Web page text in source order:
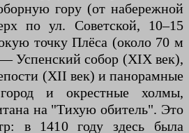
гору (от набережной
по ул. Советской, 10–15
точку Плёса (около 70 м
Успенский собор (XIX век),
(XII век) и панорамные
и окрестные холмы,
на "Тихую обитель". Это
в 1410 году здесь была